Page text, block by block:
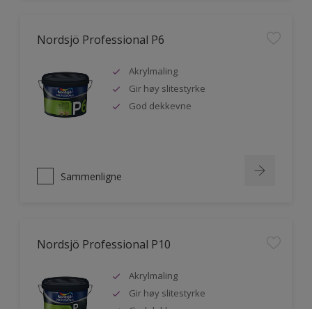
Nordsjö Professional P6
Akrylmaling
Gir høy slitestyrke
God dekkevne
Sammenligne
Nordsjö Professional P10
Akrylmaling
Gir høy slitestyrke